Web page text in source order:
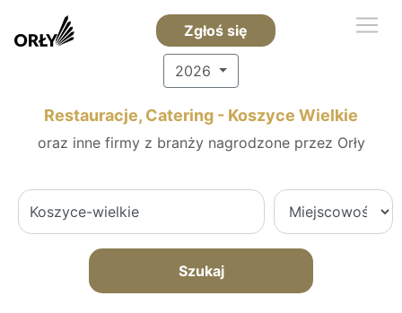
Zgłoś się
2026
Restauracje, Catering - Koszyce Wielkie
oraz inne firmy z branży nagrodzone przez Orły
Szukaj